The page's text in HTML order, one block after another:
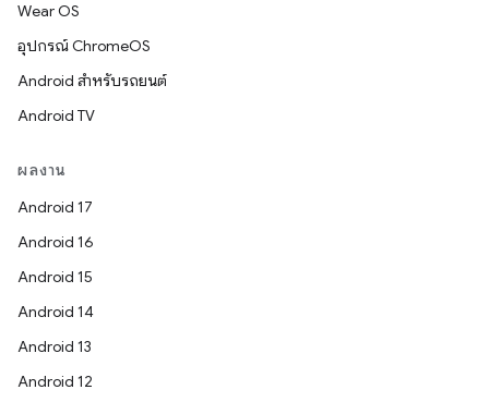
Wear OS
อุปกรณ์ ChromeOS
Android สำหรับรถยนต์
Android TV
ผลงาน
Android 17
Android 16
Android 15
Android 14
Android 13
Android 12